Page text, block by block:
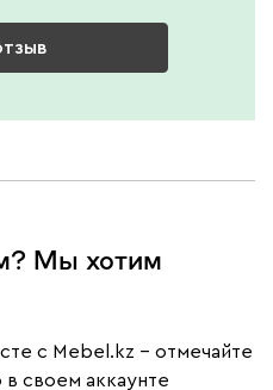
Мы хотим
с Mebel.kz – отмечайте
в своем аккаунте